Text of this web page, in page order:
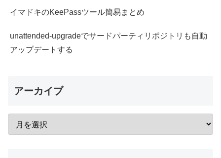
イマドキのKeePassツール簡易まとめ
unattended-upgradeでサードパーティリポジトリも自動
アップデートする
アーカイブ